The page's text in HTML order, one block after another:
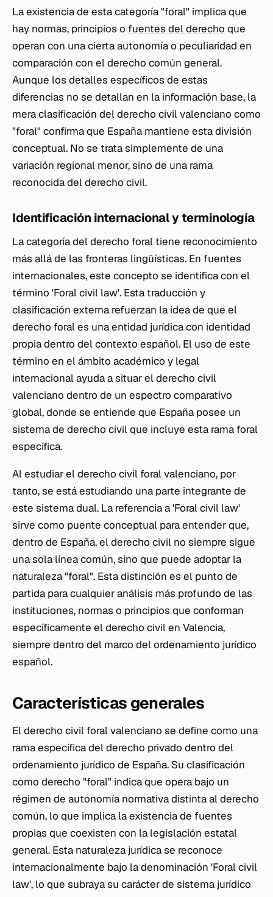
La existencia de esta categoría "foral" implica que
hay normas, principios o fuentes del derecho que
operan con una cierta autonomía o peculiaridad en
comparación con el derecho común general.
Aunque los detalles específicos de estas
diferencias no se detallan en la información base, la
mera clasificación del derecho civil valenciano como
"foral" confirma que España mantiene esta división
conceptual. No se trata simplemente de una
variación regional menor, sino de una rama
reconocida del derecho civil.
Identificación internacional y terminología
La categoría del derecho foral tiene reconocimiento
más allá de las fronteras lingüísticas. En fuentes
internacionales, este concepto se identifica con el
término 'Foral civil law'. Esta traducción y
clasificación externa refuerzan la idea de que el
derecho foral es una entidad jurídica con identidad
propia dentro del contexto español. El uso de este
término en el ámbito académico y legal
internacional ayuda a situar el derecho civil
valenciano dentro de un espectro comparativo
global, donde se entiende que España posee un
sistema de derecho civil que incluye esta rama foral
específica.
Al estudiar el derecho civil foral valenciano, por
tanto, se está estudiando una parte integrante de
este sistema dual. La referencia a 'Foral civil law'
sirve como puente conceptual para entender que,
dentro de España, el derecho civil no siempre sigue
una sola línea común, sino que puede adoptar la
naturaleza "foral". Esta distinción es el punto de
partida para cualquier análisis más profundo de las
instituciones, normas o principios que conforman
específicamente el derecho civil en Valencia,
siempre dentro del marco del ordenamiento jurídico
español.
Características generales
El derecho civil foral valenciano se define como una
rama específica del derecho privado dentro del
ordenamiento jurídico de España. Su clasificación
como derecho "foral" indica que opera bajo un
régimen de autonomía normativa distinta al derecho
común, lo que implica la existencia de fuentes
propias que coexisten con la legislación estatal
general. Esta naturaleza jurídica se reconoce
internacionalmente bajo la denominación 'Foral civil
law', lo que subraya su carácter de sistema jurídico